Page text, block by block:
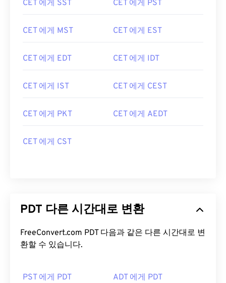
CET 에게 SST CET 에게 PST
CET 에게 MST CET 에게 EST
CET 에게 EDT CET 에게 IDT
CET 에게 IST CET 에게 CEST
CET 에게 PKT CET 에게 AEDT
CET 에게 CST
PDT 다른 시간대로 변환
FreeConvert.com PDT 다음과 같은 다른 시간대로 변
환할 수 있습니다.
PST 에게 PDT ADT 에게 PDT